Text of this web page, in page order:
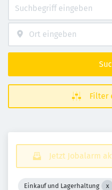
Filter
Jetzt Jobalarm
Einkauf und Lagerhaltung